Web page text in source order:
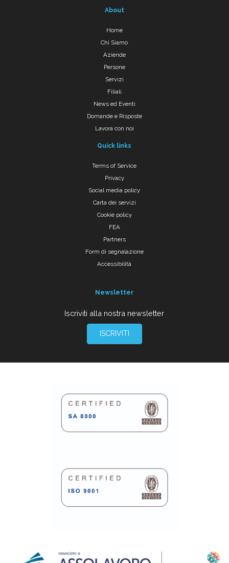
About
Home
Chi Siamo
Aziende
Persone
Servizi
Filiali
News ed Eventi
Domande e Risposte
Lavora con noi
Quick links
Terms of Service
Privacy
Social media policy
Carta dei servizi
Cookie policy
FEA
Partners
Form di segnalazione
Accessibilità
Newsletter
Iscriviti alla nostra newsletter
ISCRIVITI